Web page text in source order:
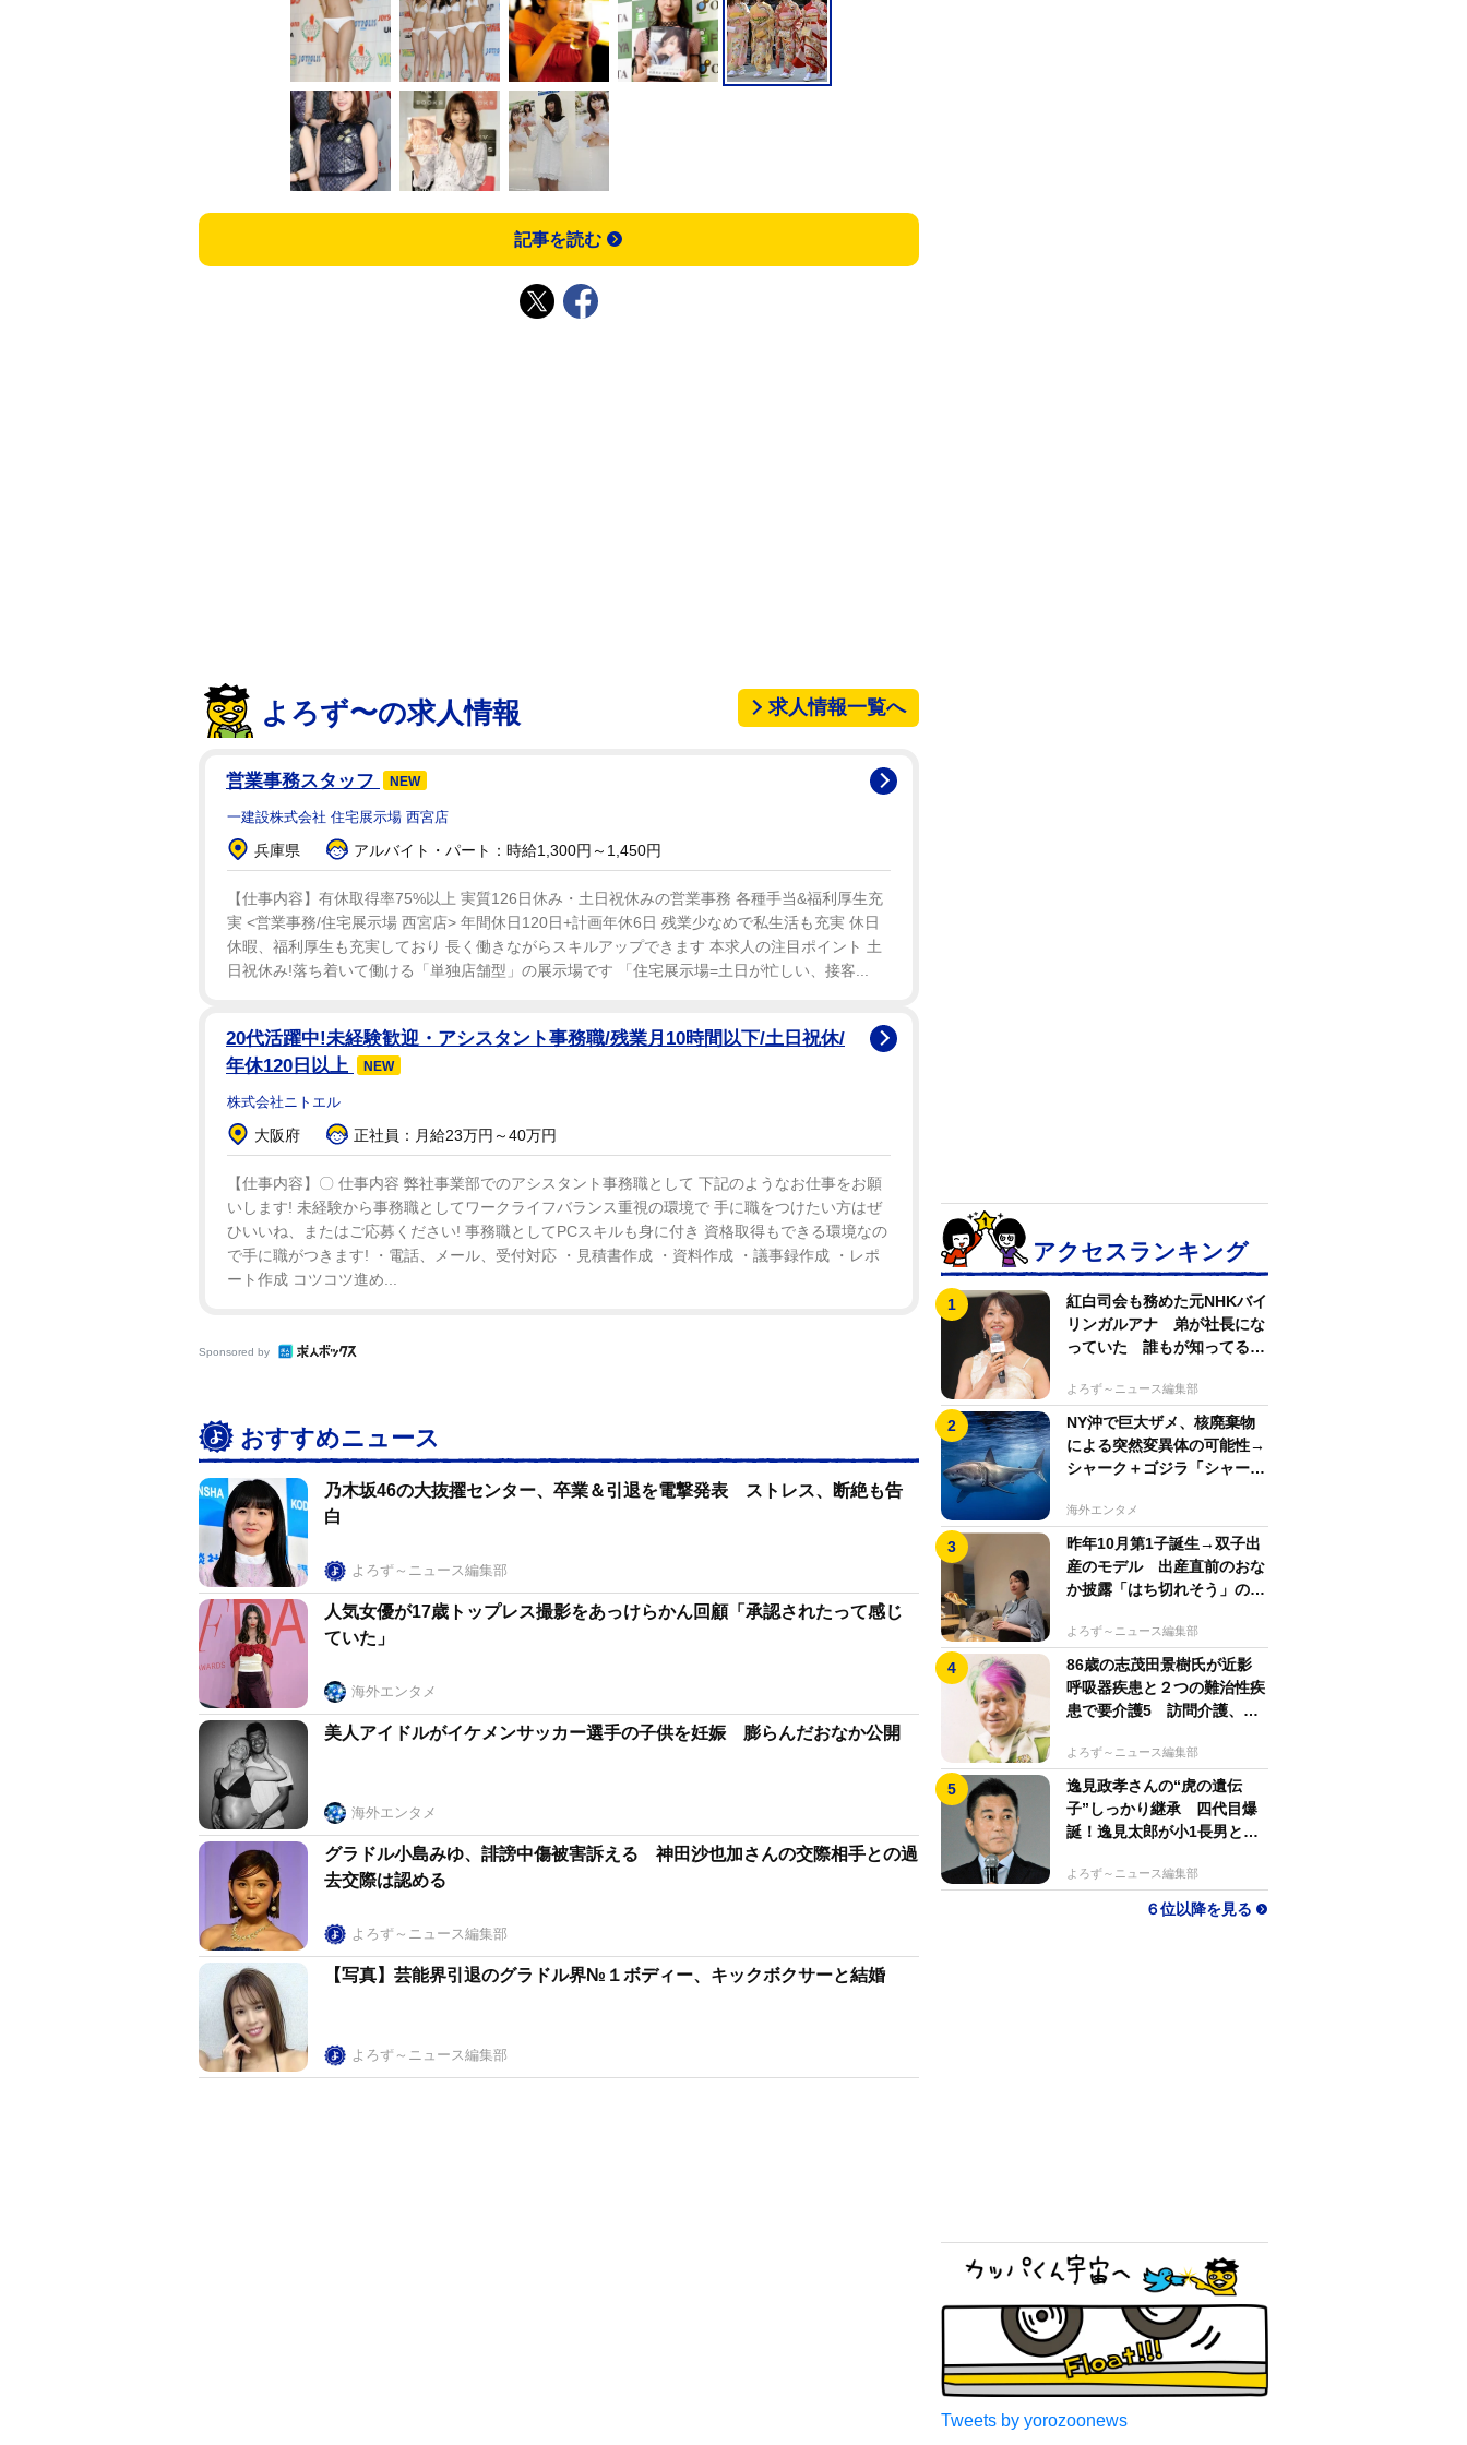
記事を読む
よろず〜の求人情報 求人情報一覧へ
営業事務スタッフ NEW
一建設株式会社 住宅展示場 西宮店
兵庫県 アルバイト・パート：時給1,300円～1,450円
【仕事内容】有休取得率75%以上 実質126日休み・土日祝休みの営業事務 各種手当&福利厚生充
実 <営業事務/住宅展示場 西宮店> 年間休日120日+計画年休6日 残業少なめで私生活も充実 休日
休暇、福利厚生も充実しており 長く働きながらスキルアップできます 本求人の注目ポイント 土
日祝休み!落ち着いて働ける「単独店舗型」の展示場です 「住宅展示場=土日が忙しい、接客...
20代活躍中!未経験歓迎・アシスタント事務職/残業月10時間以下/土日祝休/
年休120日以上
NEW
株式会社ニトエル
大阪府 正社員：月給23万円～40万円
【仕事内容】〇 仕事内容 弊社事業部でのアシスタント事務職として 下記のようなお仕事をお願
いします! 未経験から事務職としてワークライフバランス重視の環境で 手に職をつけたい方はぜ
ひいいね、またはご応募ください! 事務職としてPCスキルも身に付き 資格取得もできる環境なの
で手に職がつきます! ・電話、メール、受付対応 ・見積書作成 ・資料作成 ・議事録作成 ・レポ
ート作成 コツコツ進め...
Sponsored by
おすすめニュース
乃木坂46の大抜擢センター、卒業＆引退を電撃発表 ストレス、断絶も告
白
よろず～ニュース編集部
人気女優が17歳トップレス撮影をあっけらかん回顧「承認されたって感じ
ていた」
海外エンタメ
美人アイドルがイケメンサッカー選手の子供を妊娠 膨らんだおなか公開
海外エンタメ
グラドル小島みゆ、誹謗中傷被害訴える 神田沙也加さんの交際相手との過
去交際は認める
よろず～ニュース編集部
【写真】芸能界引退のグラドル界№１ボディー、キックボクサーと結婚
よろず～ニュース編集部
アクセスランキング
紅白司会も務めた元NHKバイ
リンガルアナ 弟が社長にな
っていた 誰もが知ってる有
よろず～ニュース編集部
NY沖で巨大ザメ、核廃棄物
による突然変異体の可能性→
シャーク＋ゴジラ「シャーク
海外エンタメ
昨年10月第1子誕生→双子出
産のモデル 出産直前のおな
か披露「はち切れそう」の
よろず～ニュース編集部
86歳の志茂田景樹氏が近影
呼吸器疾患と２つの難治性疾
患で要介護5 訪問介護、看
よろず～ニュース編集部
逸見政孝さんの“虎の遺伝
子”しっかり継承 四代目爆
誕！逸見太郎が小1長男とと
よろず～ニュース編集部
６位以降を見る
Tweets by yorozoonews